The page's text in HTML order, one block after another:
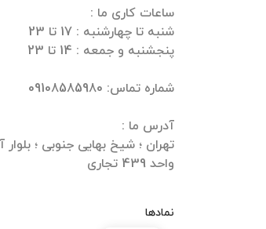
واحد 439 تجاری
نمادها